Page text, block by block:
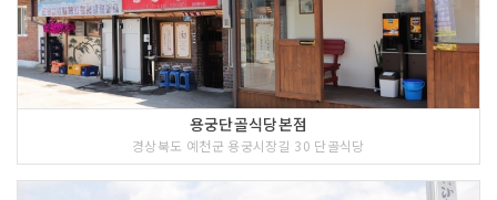
용궁단골식당본점
경상북도 예천군 용궁시장길 30 단골식당